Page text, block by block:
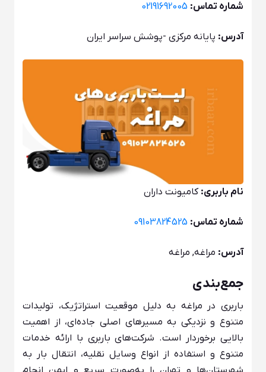
شماره تماس: 02191692005
آدرس: پایانه مرکزی -پوشش سراسر ایران
نام باربری: کامیونت داران
شماره تماس: 09103824525
آدرس: مراغه, مراغه
جمع‌بندی
باربری در مراغه به دلیل موقعیت استراتژیک، تولیدات
متنوع و نزدیکی به مسیرهای اصلی جاده‌ای، از اهمیت
بالایی برخوردار است. شرکت‌های باربری با ارائه خدمات
متنوع و استفاده از انواع وسایل نقلیه، انتقال بار به